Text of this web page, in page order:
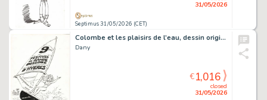
Septimus 31/05/2026 (CET)
31/05/2026
Colombe et les plaisirs de l’eau, dessin original à l’encre de chine réalisé pour l’affiche du festival de bande dessinée d’Hyères.
Dany
closed
31/05/2026
€1,016